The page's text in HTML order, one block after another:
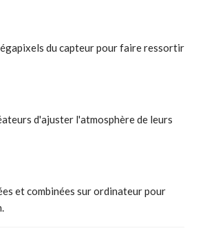
du capteur pour faire ressortir
d'ajuster l'atmosphère de leurs
et combinées sur ordinateur pour